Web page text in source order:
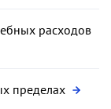
расходов
пределах